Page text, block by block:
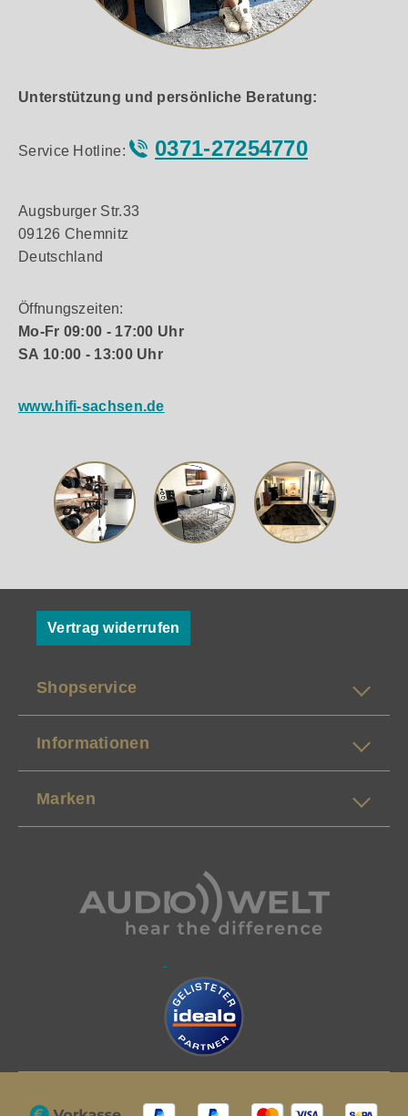
Unterstützung und persönliche Beratung:
Service Hotline: 0371-27254770
Augsburger Str.33
09126 Chemnitz
Deutschland
Öffnungszeiten:
Mo-Fr 09:00 - 17:00 Uhr
SA 10:00 - 13:00 Uhr
www.hifi-sachsen.de
Vertrag widerrufen
Shopservice
Informationen
Marken